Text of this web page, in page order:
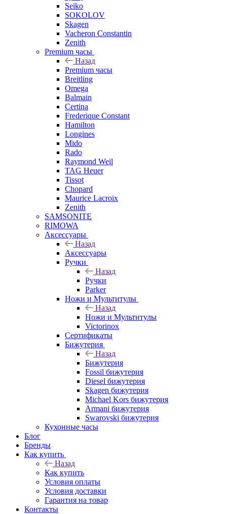
Seiko
SOKOLOV
Skagen
Vacheron Constantin
Zenith
Premium часы
Назад
Premium часы
Breitling
Omega
Balmain
Certina
Frederique Constant
Hamilton
Longines
Mido
Rado
Raymond Weil
TAG Heuer
Tissot
Chopard
Maurice Lacroix
Zenith
SAMSONITE
RIMOWA
Аксессуары
Назад
Аксессуары
Ручки
Назад
Ручки
Parker
Ножи и Мультитулы
Назад
Ножи и Мультитулы
Victorinox
Сертификаты
Бижутерия
Назад
Бижутерия
Fossil бижутерия
Diesel бижутерия
Skagen бижутерия
Michael Kors бижутерия
Armani бижутерия
Swarovski бижутерия
Кухонные часы
Блог
Бренды
Как купить
Назад
Как купить
Условия оплаты
Условия доставки
Гарантия на товар
Контакты